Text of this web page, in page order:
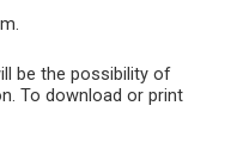
be the possibility of
To download or print